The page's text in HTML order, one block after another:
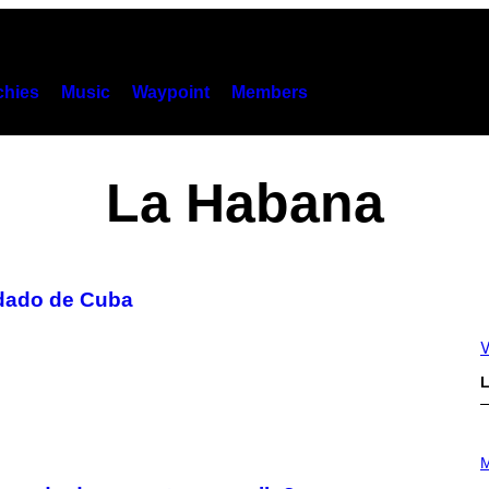
Music Waypoint Members
La Habana
de Cuba
H